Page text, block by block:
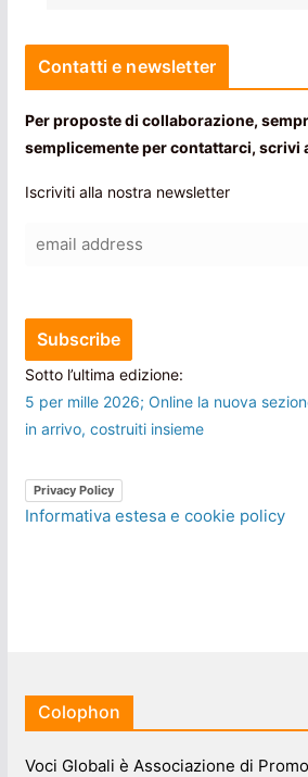
Contatti e newsletter
Per proposte di collaborazione,
semplicemente per contattarci, scrivi
Iscriviti alla nostra newsletter
Sotto l’ultima edizione:
5 per mille 2026; Online la nuova
in arrivo, costruiti insieme
Privacy Policy
Informativa estesa e cookie policy
Colophon
Voci Globali è Associazione di